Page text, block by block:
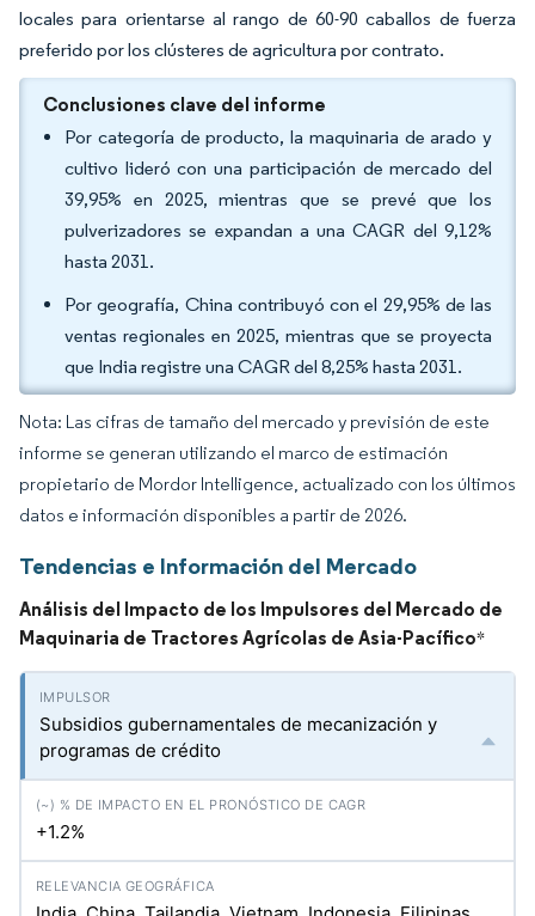
locales para orientarse al rango de 60-90 caballos de fuerza
preferido por los clústeres de agricultura por contrato.
Conclusiones clave del informe
Por categoría de producto, la maquinaria de arado y
cultivo lideró con una participación de mercado del
39,95% en 2025, mientras que se prevé que los
pulverizadores se expandan a una CAGR del 9,12%
hasta 2031.
Por geografía, China contribuyó con el 29,95% de las
ventas regionales en 2025, mientras que se proyecta
que India registre una CAGR del 8,25% hasta 2031.
Nota: Las cifras de tamaño del mercado y previsión de este
informe se generan utilizando el marco de estimación
propietario de Mordor Intelligence, actualizado con los últimos
datos e información disponibles a partir de 2026.
Tendencias e Información del Mercado
Análisis del Impacto de los Impulsores del Mercado de
Maquinaria de Tractores Agrícolas de Asia-Pacífico*
Subsidios gubernamentales de mecanización y
programas de crédito
+1.2%